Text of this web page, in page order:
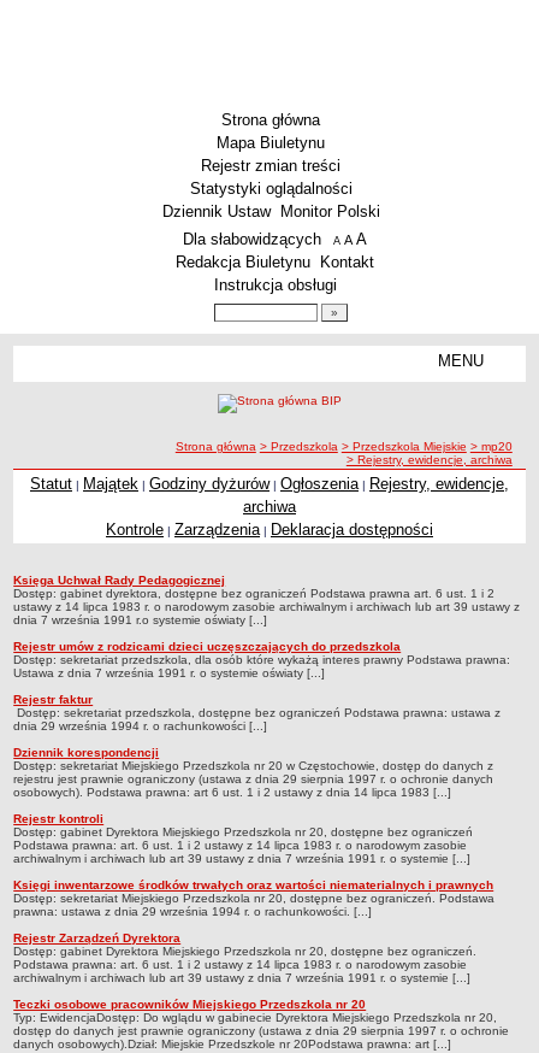
Strona główna
Mapa Biuletynu
Rejestr zmian treści
Statystyki oglądalności
Dziennik Ustaw
Monitor Polski
Menu dodatkowe
Dla słabowidzących A pomniejsz czcionkę
A standardowy rozmiar czcionki
A
Redakcja Biuletynu
Kontakt
Instrukcja obsługi
MENU
Zespoły Szkół
Techniczne Zakłady Naukowe
PRZEDSZKOLA
ARCHIWUM SZKÓŁ I PLACÓWEK
Zlikwidowane gimnazja
Przekształcone szkoły i placówki
Wielofunkcyjna Placówka
SPECJALNE OŚRODKI SZKOLNO-WYCHOWAWCZE
Specjalny Ośrodek nr 1
Specjalny Ośrodek nr 5
BURSA MIEJSKA
Dane podstawowe
Statut
Majątek
Godziny dyżurów
Ogłoszenie
Zarządzenia
Kontrole
Rejestry, ewidencje, archiwa
ścieżka nawigacji
Strona główna > Przedszkola > Przedszkola Miejskie > mp20
> Rejestry, ewidencje, archiwa
Rejestry, ewidencje, archiwa
Statut | Majątek | Godziny dyżurów| Ogłoszenia | Rejestry, ewidencje,
archiwa
Kontrole | Zarządzenia | Deklaracja dostępności
Rejestry, ewidencje, archiwa
Księga Uchwał Rady Pedagogicznej
Dostęp: gabinet dyrektora, dostępne bez ograniczeń Podstawa prawna art. 6 ust. 1 i 2
ustawy z 14 lipca 1983 r. o narodowym zasobie archiwalnym i archiwach lub art 39 ustawy z
dnia 7 września 1991 r.o systemie oświaty [...]
Rejestr umów z rodzicami dzieci uczęszczających do przedszkola
Dostęp: sekretariat przedszkola, dla osób które wykażą interes prawny Podstawa prawna:
Ustawa z dnia 7 września 1991 r. o systemie oświaty [...]
Rejestr faktur
Dostęp: sekretariat przedszkola, dostępne bez ograniczeń Podstawa prawna: ustawa z
dnia 29 września 1994 r. o rachunkowości [...]
Dziennik korespondencji
Dostęp: sekretariat Miejskiego Przedszkola nr 20 w Częstochowie, dostęp do danych z
rejestru jest prawnie ograniczony (ustawa z dnia 29 sierpnia 1997 r. o ochronie danych
osobowych). Podstawa prawna: art 6 ust. 1 i 2 ustawy z dnia 14 lipca 1983 [...]
Rejestr kontroli
Dostęp: gabinet Dyrektora Miejskiego Przedszkola nr 20, dostępne bez ograniczeń
Podstawa prawna: art. 6 ust. 1 i 2 ustawy z 14 lipca 1983 r. o narodowym zasobie
archiwalnym i archiwach lub art 39 ustawy z dnia 7 września 1991 r. o systemie [...]
Księgi inwentarzowe środków trwałych oraz wartości niematerialnych i prawnych
Dostęp: sekretariat Miejskiego Przedszkola nr 20, dostępne bez ograniczeń. Podstawa
prawna: ustawa z dnia 29 września 1994 r. o rachunkowości. [...]
Rejestr Zarządzeń Dyrektora
Dostęp: gabinet Dyrektora Miejskiego Przedszkola nr 20, dostępne bez ograniczeń.
Podstawa prawna: art. 6 ust. 1 i 2 ustawy z 14 lipca 1983 r. o narodowym zasobie
archiwalnym i archiwach lub art 39 ustawy z dnia 7 września 1991 r. o systemie [...]
Teczki osobowe pracowników Miejskiego Przedszkola nr 20
Typ: EwidencjaDostęp: Do wglądu w gabinecie Dyrektora Miejskiego Przedszkola nr 20,
dostęp do danych jest prawnie ograniczony (ustawa z dnia 29 sierpnia 1997 r. o ochronie
danych osobowych).Dział: Miejskie Przedszkole nr 20Podstawa prawna: art [...]